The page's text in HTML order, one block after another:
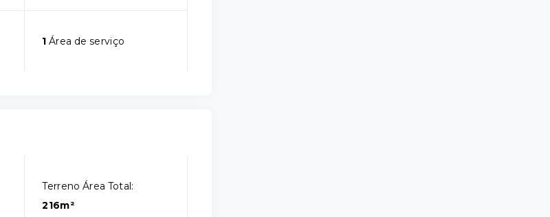
1 Área de serviço
Terreno Área Total:
216m²